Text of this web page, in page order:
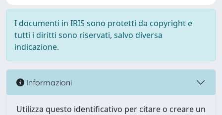
I documenti in IRIS sono protetti da copyright e
tutti i diritti sono riservati, salvo diversa
indicazione.
Informazioni
Utilizza questo identificativo per citare o creare un